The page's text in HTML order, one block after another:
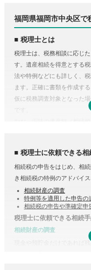
福岡県福岡市中央区で
税理士とは
税理士は、税務相談に応じ
す。遺産相続を得意とする
法や特例などにも詳しく、
ます。正確に書類を作成す
仮に税務調査対象となった
です。
税理士に依頼できる
相続税の申告をはじめ、相
き相続税の特例のアドバイス
相続財産の調査
特例等を適用した申告の
相続税の申告や準確定申
税理士に依頼できる相続手
相続財産の調査
現金や預貯金だけであれば